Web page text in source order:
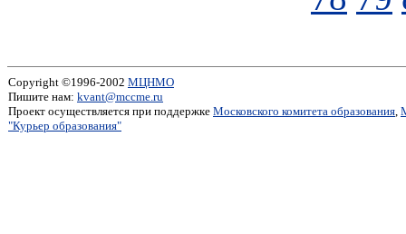
Copyright ©1996-2002 МЦНМО
Пишите нам: kvant@mccme.ru
Проект осуществляется при поддержке Московского комитета образования,
"Курьер образования"